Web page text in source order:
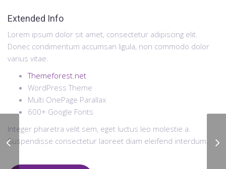
Extended Info
Lorem ipsum dolor sit amet, consectetur adipiscing elit.
Donec condimentum accumsan ligula, non commodo dolor
varius vitae.
Themeforest.net
WordPress Theme
Multi OnePage Parallax
600+ Google Fonts
Integer pharetra velit sem, eget luctus leo molestie a.
Suspendisse consectetur laoreet diam eleifend interdum.
Open Game Room